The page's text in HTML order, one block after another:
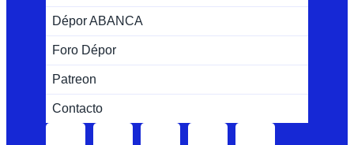
Dépor ABANCA
Foro Dépor
Patreon
Contacto